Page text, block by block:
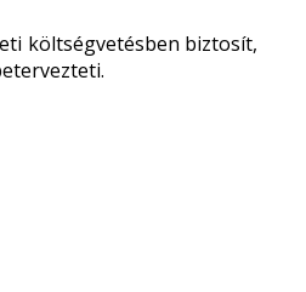
költségvetésben biztosít,